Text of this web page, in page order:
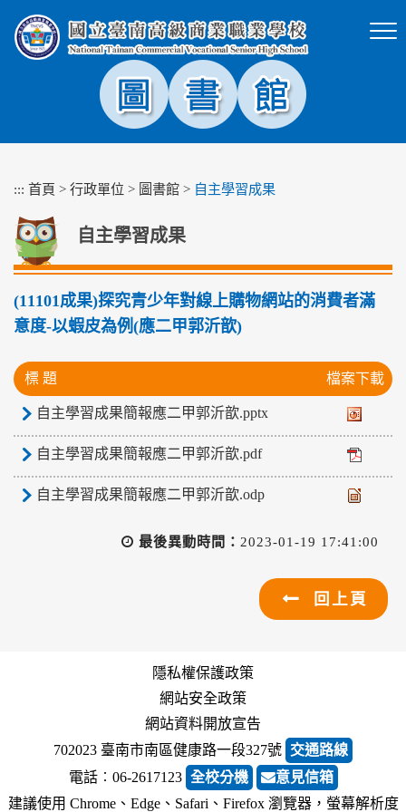
塊
::: 首頁 > 行政單位 > 圖書館 > 自主學習成果
自主學習成果
(11101成果)探究青少年對線上購物網站的消費者滿
意度-以蝦皮為例(應二甲郭沂歆)
標 題 檔案下載
自主學習成果簡報應二甲郭沂歆.pptx
自主學習成果簡報應二甲郭沂歆.pdf
自主學習成果簡報應二甲郭沂歆.odp
最後異動時間： 2023-01-19 17:41:00
回上頁
隱私權保護政策
網站安全政策
網站資料開放宣告
702023 臺南市南區健康路一段327號 交通路線
電話︰06-2617123 全校分機
意見信箱
建議使用 Chrome、Edge、Safari、Firefox 瀏覽器，螢幕解析度